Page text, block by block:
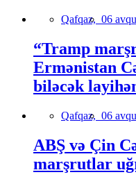
Qafqaz, 06
“Tramp
Ermənistan
biləcək
Qafqaz, 06
ABŞ və Çin
marşrutlar